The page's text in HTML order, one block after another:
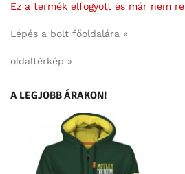
Ez a termék elfogyott és már nem
Lépés a bolt főoldalára »
oldaltérkép »
A LEGJOBB ÁRAKON!